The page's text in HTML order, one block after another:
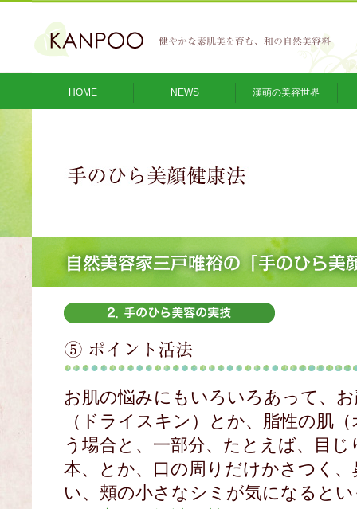
HOME NEWS 漢萌の美容世界
お肌の悩みにもいろいろあって、
（ドライスキン）とか、脂性の肌
う場合と、一部分、たとえば、目
本、とか、口の周りだけかさつく
い、頬の小さなシミが気になると